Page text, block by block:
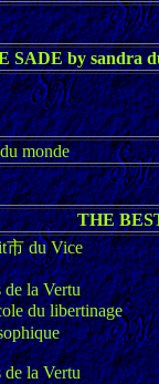
SADE by sandra
monde
THE
市 du Vice
de la Vertu
du libertinage
de la Vertu